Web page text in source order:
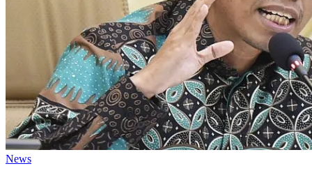
News